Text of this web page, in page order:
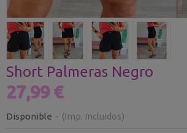
Short Palmeras Negro
27,99 €
Disponible - (Imp. Incluidos)